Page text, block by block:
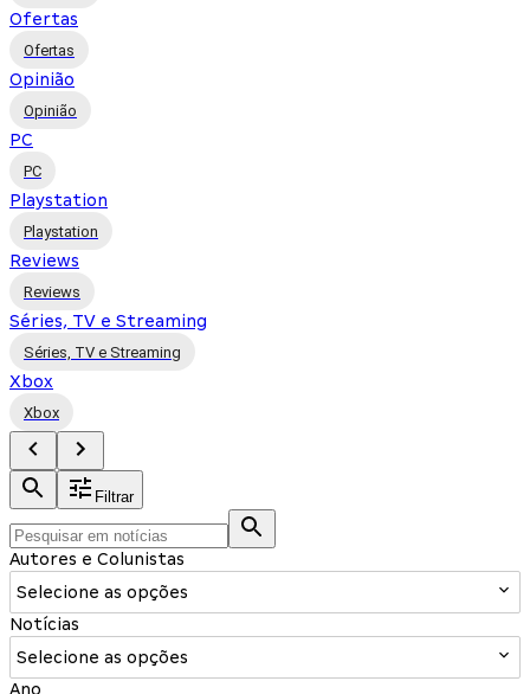
Ofertas
Ofertas
Opinião
Opinião
PC
PC
Playstation
Playstation
Reviews
Reviews
Séries, TV e Streaming
Séries, TV e Streaming
Xbox
Xbox
Filtrar
Autores e Colunistas
Selecione as opções
Notícias
Selecione as opções
Ano